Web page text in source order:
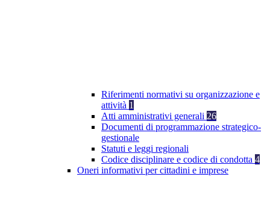
Riferimenti normativi su organizzazione e
attività 1
Atti amministrativi generali 26
Documenti di programmazione strategico-
gestionale
Statuti e leggi regionali
Codice disciplinare e codice di condotta 4
Oneri informativi per cittadini e imprese